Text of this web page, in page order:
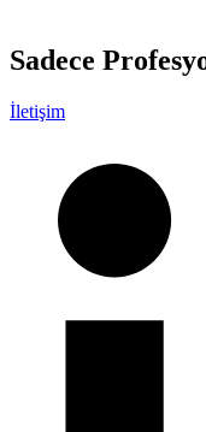
Sadece
İletişim